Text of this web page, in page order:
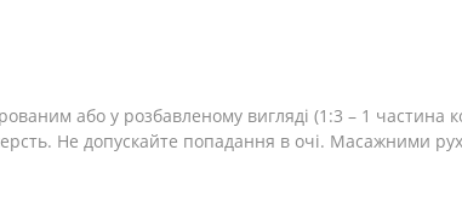
або у розбавленому вигляді (1:3 – 1
Не допускайте попадання в очі. Масажними